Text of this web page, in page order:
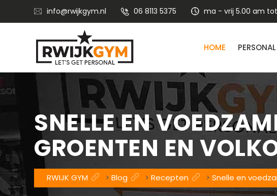
info@rwijkgym.nl 06 8113 5375 ma - vrij 5.00 am
HOME
SNELLE EN
GROENTEN EN
RWIJK GYM > Blog > Recepten > Snelle en